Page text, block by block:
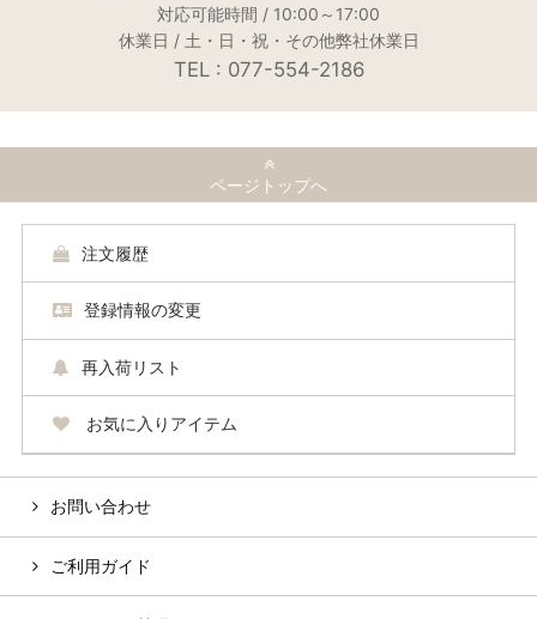
対応可能時間 / 10:00～17:00
休業日 / 土・日・祝・その他弊社休業日
TEL : 077-554-2186
ページトップへ
注文履歴
登録情報の変更
再入荷リスト
お気に入りアイテム
お問い合わせ
ご利用ガイド